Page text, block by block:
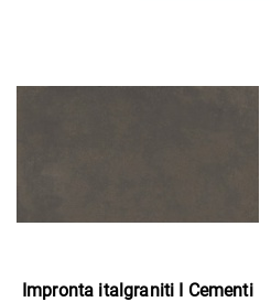
Impronta italgraniti I Cementi